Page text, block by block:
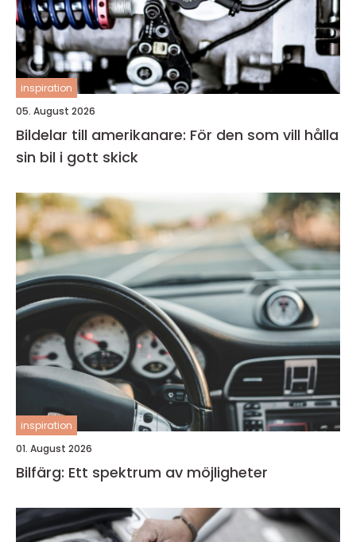
inspiration
05. August 2026
Bildelar till amerikanare: För den som vill hålla
sin bil i gott skick
inspiration
01. August 2026
Bilfärg: Ett spektrum av möjligheter